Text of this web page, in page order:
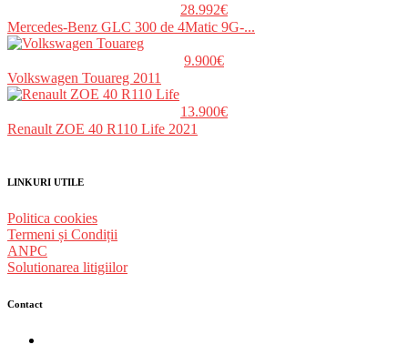
28.992€
Mercedes-Benz GLC 300 de 4Matic 9G-...
9.900€
Volkswagen Touareg 2011
13.900€
Renault ZOE 40 R110 Life 2021
LINKURI UTILE
Politica cookies
Termeni și Condiții
ANPC
Solutionarea litigiilor
Contact